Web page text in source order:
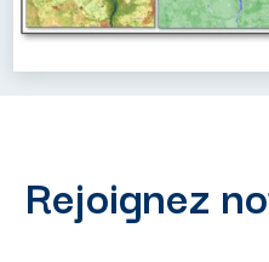
Rejoignez